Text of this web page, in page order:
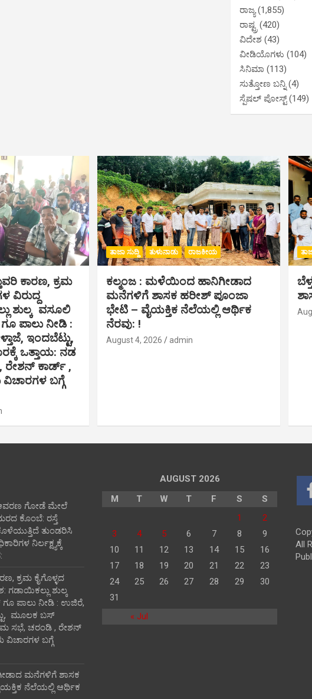
ರಾಜ್ಯ(1,855)
ರಾಷ್ಟ್ರ (420)
ವಿದೇಶ (43)
ವೀಡಿಯೊಗಳು (104)
ಸಿನಿಮಾ (113)
ಸುತ್ತೋಣ ಬನ್ನಿ(4)
ಸ್ಪೆಷಲ್ ಪೋಸ್ಟ್(149)
ಕಾರಣ, ಕ್ರಮ
ವಿರುದ್ದ
ಶುಲ್ಕ ವಸೂಲಿ
ಪಾಲು ನೀಡಿ :
ಇಂದಬೆಟ್ಟು,
ಒತ್ತಾಯ: ನಡ
ರೇಶನ್ ಕಾರ್ಡ್ ,
ಬಗ್ಗೆ
ತಾಜಾ ಸುದ್ದಿ ತುಳುನಾಡು ರಾಜಕೀಯ
ಕಲ್ಮಂಜ : ಮಳೆಯಿಂದ ಹಾನಿಗೀಡಾದ
ಮನೆಗಳಿಗೆ ಶಾಸಕ ಹರೀಶ್ ಪೂಂಜಾ
ಭೇಟಿ – ವೈಯಕ್ತಿಕ ನೆಲೆಯಲ್ಲಿ ಆರ್ಥಿಕ‌
ನೆರವು: !
August 4, 2026 admin
ಆವರಣ ಗೋಡೆ ಮೇಲೆ
ಕೊಂಬೆ: ರಸ್ತೆ
ತುಂಡರಿಸಿ
ನಿರ್ಲಕ್ಷ್ಯಕ್ಕೆ
ಕ್ರಮ ಕೈಗೊಳ್ಳದ
ಗಡಾಯಿಕಲ್ಲು ಶುಲ್ಕ
ಪಾಲು ನೀಡಿ : ಉಜಿರೆ,
ಮೂಲಕ ಬಸ್
ಸಭೆ, ಚರಂಡಿ , ರೇಶನ್
ವಿಚಾರಗಳ ಬಗ್ಗೆ
ಮನೆಗಳಿಗೆ ಶಾಸಕ
ನೆಲೆಯಲ್ಲಿ ಆರ್ಥಿಕ‌
AUGUST 2026
M
T W T F S S
« Jul
1
2
3
4 5 6 7 8
9
10
11 12 13 14 15
16
17
18 19 20 21 22
23
24
25 26 27 28 29
30
31
All